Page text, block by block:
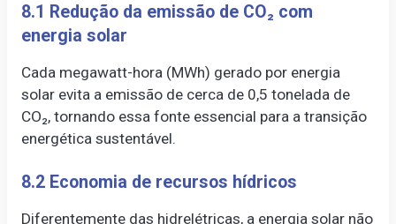
8.1 Redução da emissão de CO₂ com
energia solar
Cada megawatt-hora (MWh) gerado por energia
solar evita a emissão de cerca de 0,5 tonelada de
CO₂, tornando essa fonte essencial para a transição
energética sustentável.
8.2 Economia de recursos hídricos
Diferentemente das hidrelétricas, a energia solar não